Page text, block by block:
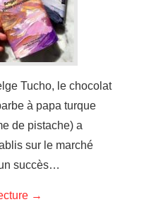
Tucho, le chocolat
à papa turque
de pistache) a
sur le marché
succès…
→